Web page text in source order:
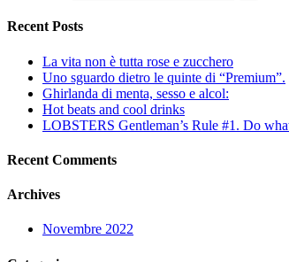
Recent Posts
La vita non è tutta rose e zucchero
Uno sguardo dietro le quinte di “Premium”.
Ghirlanda di menta, sesso e alcol:
Hot beats and cool drinks
LOBSTERS Gentleman’s Rule #1. Do
Recent Comments
Archives
Novembre 2022